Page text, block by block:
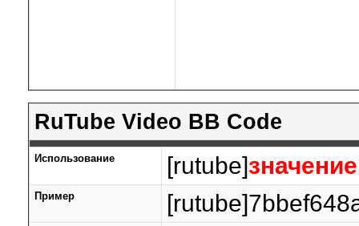
RuTube Video BB Code
Использование [rutube]значение
Пример